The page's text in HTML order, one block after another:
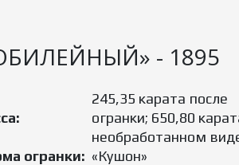
- 1895
245,35 карата после
огранки; 650,80
необработанном
огранки: «Кушон»